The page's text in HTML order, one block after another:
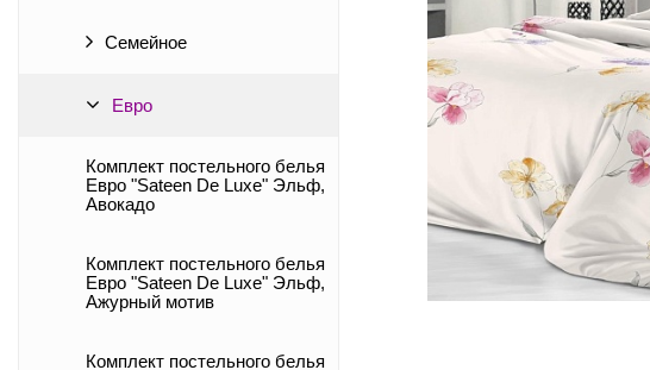
Семейное
Евро
Комплект постельного белья
Евро "Sateen De Luxe" Эльф,
Авокадо
Комплект постельного белья
Евро "Sateen De Luxe" Эльф,
Ажурный мотив
Комплект постельного белья